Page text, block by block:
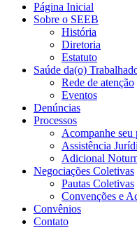
Página Inicial
Sobre o SEEB
História
Diretoria
Estatuto
Saúde da(o)
Rede de atenção
Eventos
Denúncias
Processos
Acompanhe seu
Assistência
Adicional
Negociações Coletivas
Pautas Coletivas
Convenções e
Convênios
Contato